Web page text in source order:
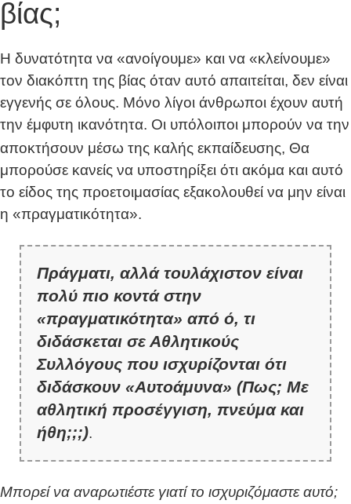
βίας;
Η δυνατότητα να «ανοίγουμε» και να «κλείνουμε»
τον διακόπτη της βίας όταν αυτό απαιτείται, δεν είναι
εγγενής σε όλους. Μόνο λίγοι άνθρωποι έχουν αυτή
την έμφυτη ικανότητα. Οι υπόλοιποι μπορούν να την
αποκτήσουν μέσω της καλής εκπαίδευσης, Θα
μπορούσε κανείς να υποστηρίξει ότι ακόμα και αυτό
το είδος της προετοιμασίας εξακολουθεί να μην είναι
η «πραγματικότητα».
Πράγματι, αλλά τουλάχιστον είναι
πολύ πιο κοντά στην
«πραγματικότητα» από ό, τι
διδάσκεται σε Αθλητικούς
Συλλόγους που ισχυρίζονται ότι
διδάσκουν «Αυτοάμυνα» (Πως; Με
αθλητική προσέγγιση, πνεύμα και
ήθη;;;).
Μπορεί να αναρωτιέστε γιατί το ισχυριζόμαστε αυτό;